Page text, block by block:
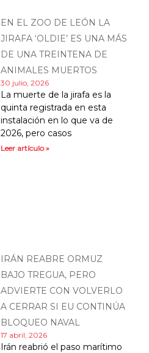
EN EL ZOO DE LEÓN LA
JIRAFA ‘OLDIE’ ES UNA MÁS
DE UNA TREINTENA DE
ANIMALES MUERTOS
30 julio, 2026
La muerte de la jirafa es la
quinta registrada en esta
instalación en lo que va de
2026, pero casos
Leer artículo »
IRÁN REABRE ORMUZ
BAJO TREGUA, PERO
ADVIERTE CON VOLVERLO
A CERRAR SI EU CONTINÚA
BLOQUEO NAVAL
17 abril, 2026
Irán reabrió el paso marítimo